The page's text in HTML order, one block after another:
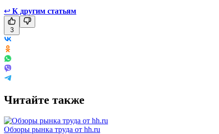
↩ К другим статьям
3
Читайте также
Обзоры рынка труда от hh.ru